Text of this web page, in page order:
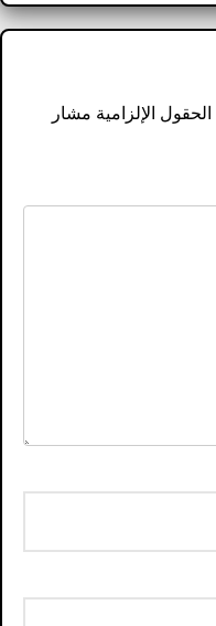
الحقول الإلزامية مشار